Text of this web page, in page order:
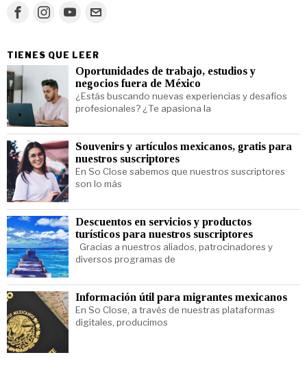
TIENES QUE LEER
Oportunidades de trabajo, estudios y
negocios fuera de México
¿Estás buscando nuevas experiencias y desafíos
profesionales? ¿Te apasiona la
Souvenirs y artículos mexicanos, gratis para
nuestros suscriptores
En So Close sabemos que nuestros suscriptores
son lo más
Descuentos en servicios y productos
turísticos para nuestros suscriptores
Gracias a nuestros aliados, patrocinadores y
diversos programas de
Información útil para migrantes mexicanos
En So Close, a través de nuestras plataformas
digitales, producimos